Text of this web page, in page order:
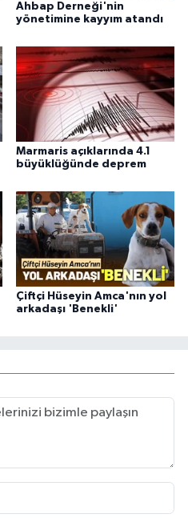
Ahbap Derneği'nin
yönetimine kayyım atandı
Marmaris açıklarında 4.1
büyüklüğünde deprem
Çiftçi Hüseyin Amca'nın yol
arkadaşı 'Benekli'